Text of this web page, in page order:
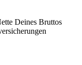
Deines Bruttos